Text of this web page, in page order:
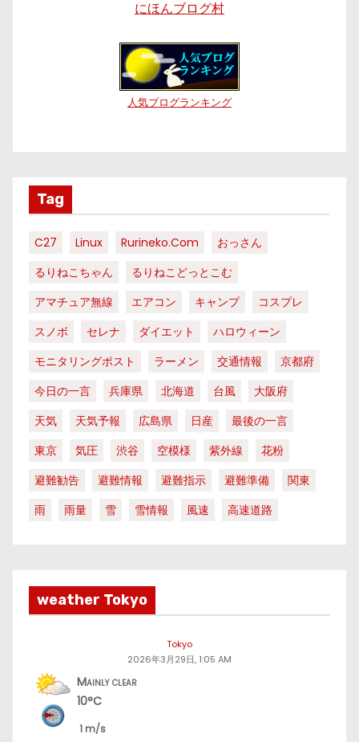
にほんブログ村
人気ブログランキング
Tag
C27 Linux Rurineko.com
おっさん
るりねこちゃん
るりねこどっとこむ
アマチュア無線
エアコン キャンプ
コスプレ
スノボ
セレナ ダイエット
ハロウィーン
モニタリングポスト
ラーメン 交通情報
京都府
今日の一言
兵庫県 北海道 台風
大阪府
天気
天気予報 広島県 日産
最後の一言
東京
気圧 渋谷 空模様 紫外線
花粉
避難勧告
避難情報 避難指示 避難準備
関東
雨
雨量 雪 雪情報 風速 高速道路
weather Tokyo
Tokyo
2026年3月29日, 1:05 AM
Mainly clear
10°C
1 m/s